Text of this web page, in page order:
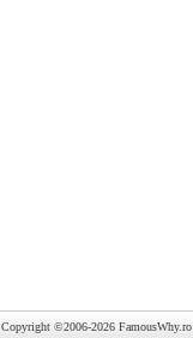
Copyright ©2006-2026 FamousWhy.ro